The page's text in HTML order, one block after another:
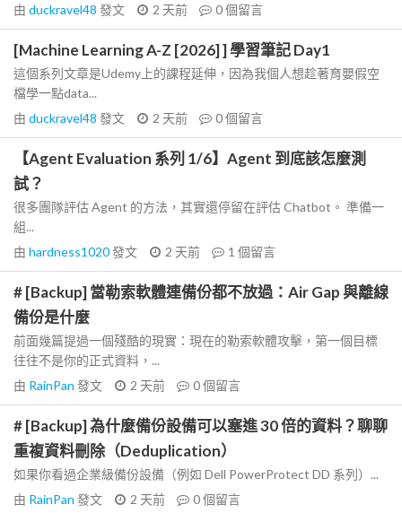
由 duckravel48 發文 2 天前 0個留言
[Machine Learning A-Z [2026] ] 學習筆記 Day1
這個系列文章是Udemy上的課程延伸，因為我個人想趁著育嬰假空
檔學一點data...
由 duckravel48 發文 2 天前 0個留言
【Agent Evaluation 系列 1/6】Agent 到底該怎麼測
試？
很多團隊評估 Agent 的方法，其實還停留在評估 Chatbot。 準備一
組...
由 hardness1020發文 2 天前 1 個留言
# [Backup] 當勒索軟體連備份都不放過：Air Gap 與離線
備份是什麼
前面幾篇提過一個殘酷的現實：現在的勒索軟體攻擊，第一個目標
往往不是你的正式資料，...
由 RainPan 發文 2 天前 0個留言
# [Backup] 為什麼備份設備可以塞進 30 倍的資料？聊聊
重複資料刪除（Deduplication）
如果你看過企業級備份設備（例如 Dell PowerProtect DD 系列）...
由 RainPan 發文 2 天前 0個留言